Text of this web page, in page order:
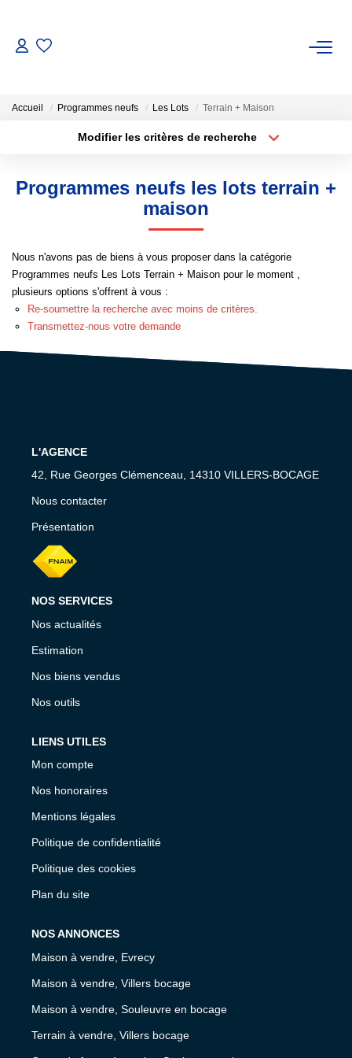
NOTRE AGENCE
RECRUTEMENT
Accueil Programmes neufs Les Lots Terrain + Maison
Modifier les critères de recherche
Type de bien
Programmes neufs les lots terrain +
maison
Nous n'avons pas de biens à vous proposer dans la catégorie
Programmes neufs Les Lots Terrain + Maison pour le moment ,
plusieurs options s'offrent à vous :
Re-soumettre la recherche avec moins de critères.
Transmettez-nous votre demande
L'AGENCE
42, Rue Georges Clémenceau, 14310 VILLERS-BOCAGE
Nous contacter
Présentation
NOS SERVICES
Nos actualités
Estimation
Nos biens vendus
Nos outils
LIENS UTILES
Mon compte
Nos honoraires
Mentions légales
Politique de confidentialité
Politique des cookies
Plan du site
NOS ANNONCES
Maison à vendre, Evrecy
Maison à vendre, Villers bocage
Maison à vendre, Souleuvre en bocage
Terrain à vendre, Villers bocage